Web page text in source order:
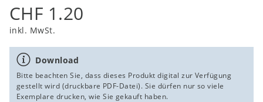
CHF 1.20
inkl. MwSt.
Download
Bitte beachten Sie, dass dieses Produkt digital zur Verfügung
gestellt wird (druckbare PDF-Datei). Sie dürfen nur so viele
Exemplare drucken, wie Sie gekauft haben.